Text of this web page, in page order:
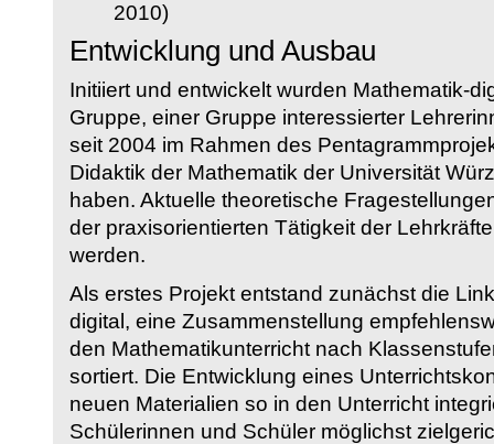
2010)
Entwicklung und Ausbau
Initiiert und entwickelt wurden Mathematik-
Gruppe, einer Gruppe interessierter
seit 2004 im Rahmen des
Didaktik der Mathematik der Universität
haben. Aktuelle theoretische
der praxisorientierten Tätigkeit der
werden.
Als erstes Projekt entstand zunächst die
digital, eine Zusammenstellung
den Mathematikunterricht nach
sortiert. Die Entwicklung eines
neuen Materialien so in den Unterricht
Schülerinnen und Schüler möglichst